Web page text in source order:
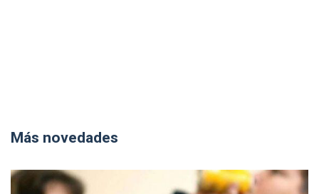
Más novedades